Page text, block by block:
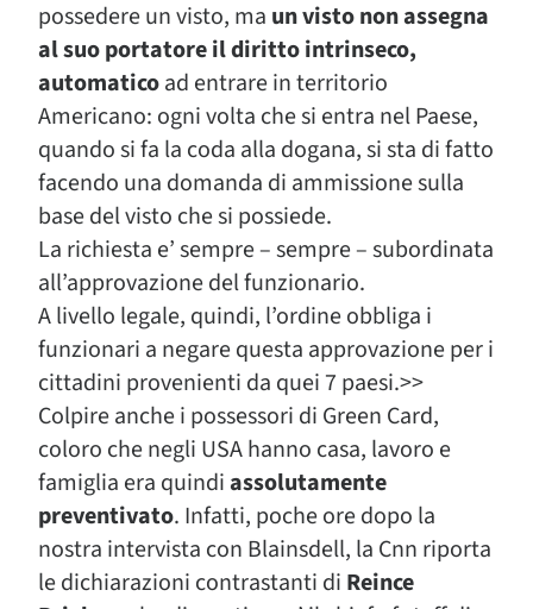
possedere un visto, ma un visto non assegna
al suo portatore il diritto intrinseco,
automaticoad entrare in territorio
Americano: ogni volta che si entra nel Paese,
quando si fa la coda alla dogana, si sta di fatto
facendo una domanda di ammissione sulla
base del visto che si possiede.
La richiesta e’ sempre – sempre – subordinata
all’approvazione del funzionario.
A livello legale, quindi, l’ordine obbliga i
funzionari a negare questa approvazione per i
cittadini provenienti da quei 7 paesi.>>
Colpire anche i possessori di Green Card,
coloro che negli USA hanno casa, lavoro e
famiglia era quindiassolutamente
preventivato. Infatti, poche ore dopo la
nostra intervista con Blainsdell, la Cnn riporta
le dichiarazioni contrastanti di Reince